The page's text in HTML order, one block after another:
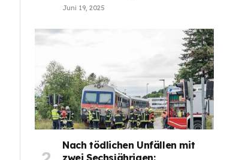
Juni 19, 2025
Nach tödlichen Unfällen mit